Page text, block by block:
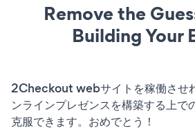
Remove the
Building Your
2Checkout webサイトを稼働させ
ンラインプレゼンスを構築する上で
克服できます。おめでとう！